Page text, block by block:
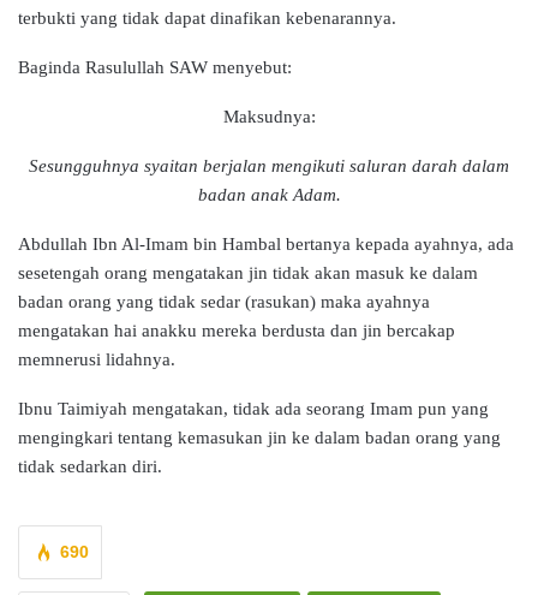
terbukti yang tidak dapat dinafikan kebenarannya.
Baginda Rasulullah SAW menyebut:
Maksudnya:
Sesungguhnya syaitan berjalan mengikuti saluran darah dalam
badan anak Adam.
Abdullah Ibn Al-Imam bin Hambal bertanya kepada ayahnya, ada
sesetengah orang mengatakan jin tidak akan masuk ke dalam
badan orang yang tidak sedar (rasukan) maka ayahnya
mengatakan hai anakku mereka berdusta dan jin bercakap
memnerusi lidahnya.
Ibnu Taimiyah mengatakan, tidak ada seorang Imam pun yang
mengingkari tentang kemasukan jin ke dalam badan orang yang
tidak sedarkan diri.
690